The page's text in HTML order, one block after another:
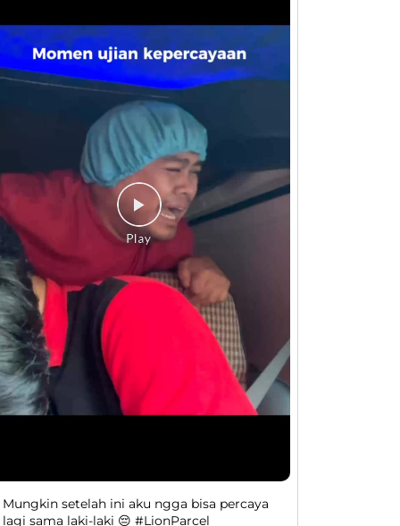
Mungkin setelah ini aku ngga bisa percaya
lagi sama laki-laki 😔 #LionParcel